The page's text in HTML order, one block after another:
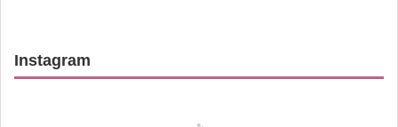
Instagram